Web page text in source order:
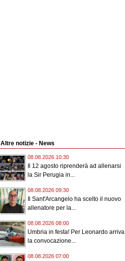
Altre notizie - News
08.08.2026 10:30
Il 12 agosto riprenderà ad allenarsi
la Sir Perugia in...
08.08.2026 09:30
Il Sant'Arcangelo ha scelto il nuovo
allenatore per la...
08.08.2026 08:00
Umbria in festa! Per Leonardo arriva
la convocazione...
08.08.2026 07:00